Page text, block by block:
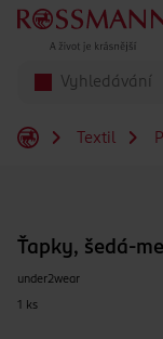
Přeskočit na hlavmní
Textil
Ťapky, šedá-
under2wear
1 ks